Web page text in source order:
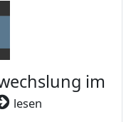
im
lesen